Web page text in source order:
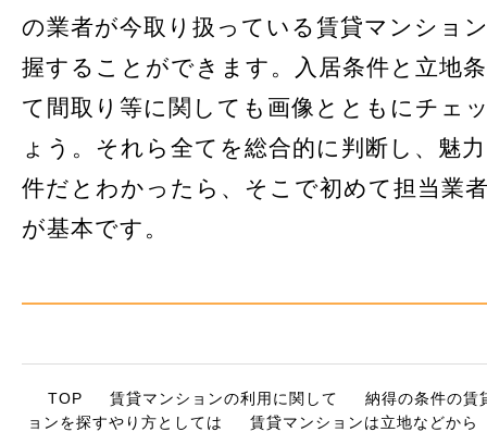
の業者が今取り扱っている賃貸マンショ
握することができます。入居条件と立地
て間取り等に関しても画像とともにチェ
ょう。それら全てを総合的に判断し、魅
件だとわかったら、そこで初めて担当業
が基本です。
TOP 賃貸マンションの利用に関して
納得の条件の賃
ョンを探すやり方としては
賃貸マンションは立地などから